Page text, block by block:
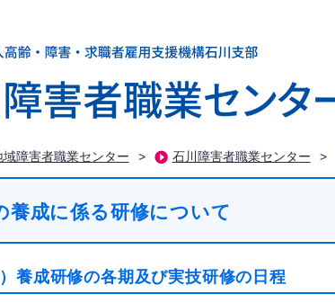
域障害者職業センター > 石川障害者職業センター >
養成に係る研修について
養成研修の各期及び実技研修の日程